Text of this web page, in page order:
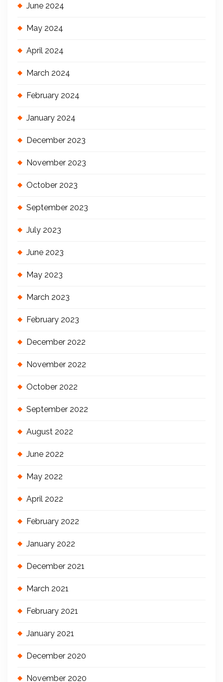
June 2024
May 2024
April 2024
March 2024
February 2024
January 2024
December 2023
November 2023
October 2023
September 2023
July 2023
June 2023
May 2023
March 2023
February 2023
December 2022
November 2022
October 2022
September 2022
August 2022
June 2022
May 2022
April 2022
February 2022
January 2022
December 2021
March 2021
February 2021
January 2021
December 2020
November 2020